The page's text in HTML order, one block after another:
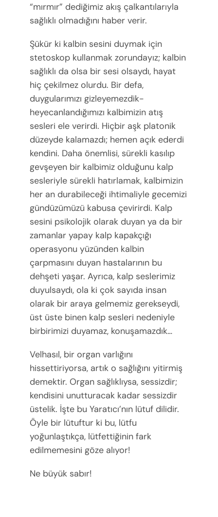
“mırmır” dediğimiz akış çalkantılarıyla
sağlıklı olmadığını haber verir.
Şükür ki kalbin sesini duymak için
stetoskop kullanmak zorundayız; kalbin
sağlıklı da olsa bir sesi olsaydı, hayat
hiç çekilmez olurdu. Bir defa,
duygularımızı gizleyemezdik-
heyecanlandığımızı kalbimizin atış
sesleri ele verirdi. Hiçbir aşk platonik
düzeyde kalamazdı; hemen açık ederdi
kendini. Daha önemlisi, sürekli kasılıp
gevşeyen bir kalbimiz olduğunu kalp
sesleriyle sürekli hatırlamak, kalbimizin
her an durabileceği ihtimaliyle gecemizi
gündüzümüzü kabusa çevirirdi. Kalp
sesini psikolojik olarak duyan ya da bir
zamanlar yapay kalp kapakçığı
operasyonu yüzünden kalbin
çarpmasını duyan hastalarının bu
dehşeti yaşar. Ayrıca, kalp seslerimiz
duyulsaydı, ola ki çok sayıda insan
olarak bir araya gelmemiz gerekseydi,
üst üste binen kalp sesleri nedeniyle
birbirimizi duyamaz, konuşamazdık…
Velhasıl, bir organ varlığını
hissettiriyorsa, artık o sağlığını yitirmiş
demektir. Organ sağlıklıysa, sessizdir;
kendisini unutturacak kadar sessizdir
üstelik. İşte bu Yaratıcı’nın lütuf dilidir.
Öyle bir lütuftur ki bu, lütfu
yoğunlaştıkça, lütfettiğinin fark
edilmemesini göze alıyor!
Ne büyük sabır!